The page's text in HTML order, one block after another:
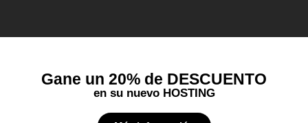
Gane un 20% de DESCUENTO
en su nuevo HOSTING